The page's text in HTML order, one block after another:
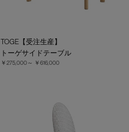
TOGE【受注生産】
トーゲサイドテーブル
￥275,000～ ￥616,000